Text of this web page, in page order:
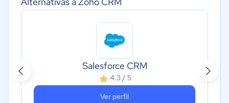
Salesforce CRM
4.3 / 5
Ver perfil